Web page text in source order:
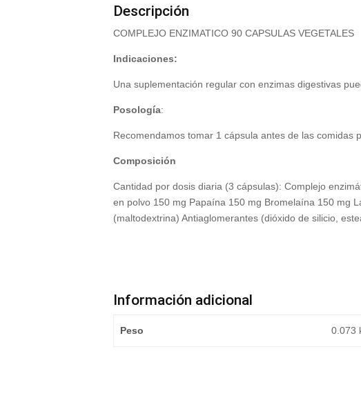
Descripción
COMPLEJO ENZIMATICO 90 CAPSULAS VEGETALES
Indicaciones:
Una suplementación regular con enzimas digestivas
Posología:
Recomendamos tomar 1 cápsula antes de las comidas
Composición
Cantidad por dosis diaria (3 cápsulas): Complejo
en polvo 150 mg Papaína 150 mg Bromelaína 150 mg
(maltodextrina) Antiaglomerantes (dióxido de silicio,
Información adicional
Peso 0.073